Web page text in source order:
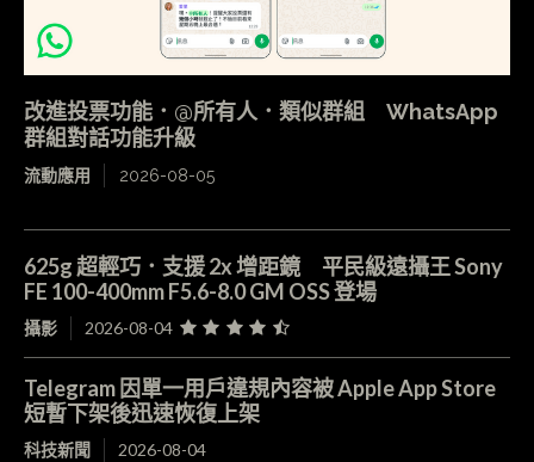
改進投票功能．@所有人．類似群組 WhatsApp
群組對話功能升級
流動應用 2026-08-05
625g 超輕巧．支援 2x 增距鏡 平民級遠攝王 Sony
FE 100-400mm F5.6-8.0 GM OSS 登場
攝影 2026-08-04
Telegram 因單一用戶違規內容被 Apple App Store
短暫下架後迅速恢復上架
科技新聞 2026-08-04